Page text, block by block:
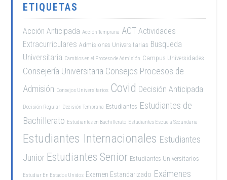
ETIQUETAS
Acción Anticipada Acción Temprana ACT Actividades
Extracurriculares Admisiones Universitarias Busqueda
Universitaria Cambios en el Proceso de Admisión Campus Universidades
Consejería Universitaria Consejos Procesos de
Admisión Consejos Universitarios Covid Decisión Anticipada
Decisión Regular Decisión Temprana Estudiantes Estudiantes de
Bachillerato Estudiantes en Bachillerato Estudiantes Escuela Secundaria
Estudiantes Internacionales Estudiantes
Junior Estudiantes Senior Estudiantes Universitarios
Estudiar En Estados Unidos Examen Estandarizado Exámenes